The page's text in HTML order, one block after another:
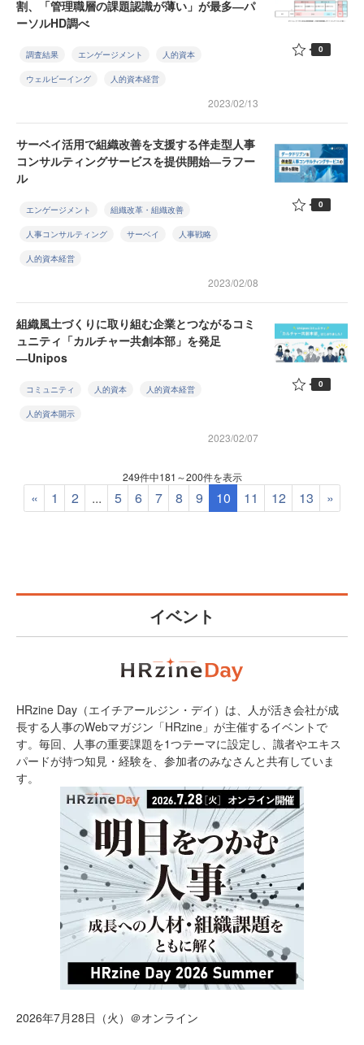
割、「管理職層の課題認識が薄い」が最多―パ
ーソルHD調べ
調査結果 エンゲージメント 人的資本
ウェルビーイング 人的資本経営
2023/02/13
0
サーベイ活用で組織改善を支援する伴走型人事
コンサルティングサービスを提供開始―ラフー
ル
エンゲージメント 組織改革・組織改善
人事コンサルティング サーベイ 人事戦略
人的資本経営
2023/02/08
0
組織風土づくりに取り組む企業とつながるコミ
ュニティ「カルチャー共創本部」を発足
―Unipos
コミュニティ 人的資本 人的資本経営
人的資本開示
2023/02/07
0
249件中181～200件を表示
« 1 2 ... 5 6 7 8 9 10 11 12 13 »
イベント
HRzine Day（エイチアールジン・デイ）は、人が活き会社が成
長する人事のWebマガジン「HRzine」が主催するイベントで
す。毎回、人事の重要課題を1つテーマに設定し、識者やエキス
パードが持つ知見・経験を、参加者のみなさんと共有していま
す。
2026年7月28日（火）＠オンライン